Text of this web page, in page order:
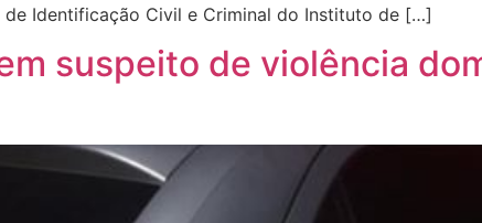
Identificação Civil e Criminal do Instituto de […]
suspeito de violência